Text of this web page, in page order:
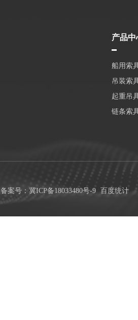
产品中
船用索
吊装索
起重吊
链条索
备案号：冀ICP备18033480号-9 百度统计